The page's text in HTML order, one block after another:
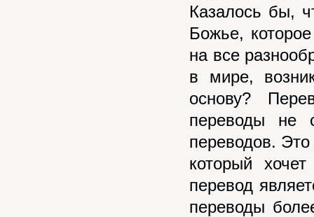
Казалось бы,
Божье,
на все
в мире,
основу?
переводы не
переводов.
который
перевод
переводы